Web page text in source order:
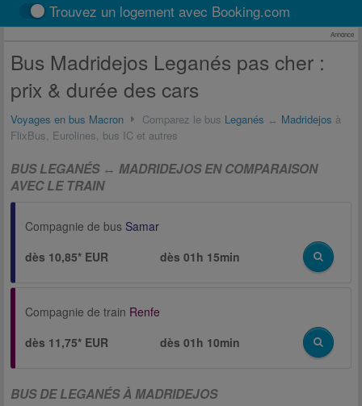
Trouvez un logement avec Booking.com
Annonce
Bus Madridejos Leganés pas cher :
prix & durée des cars
Voyages en bus Macron Comparez le bus Leganés ↔ Madridejos à
FlixBus, Eurolines, bus IC et autres
BUS LEGANÉS ↔ MADRIDEJOS EN COMPARAISON
AVEC LE TRAIN
Compagnie de bus Samar
dès 10,85* EUR
dès01h 15min
Compagnie de train Renfe
dès 11,75* EUR
dès01h 10min
BUS DE LEGANÉS À MADRIDEJOS